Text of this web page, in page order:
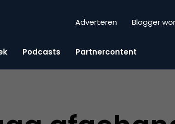
Adverteren Blogger
Podcasts Partnercontent